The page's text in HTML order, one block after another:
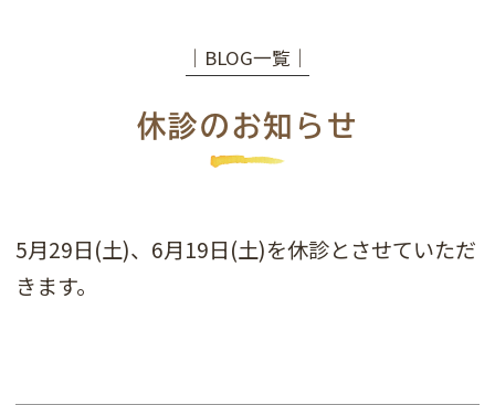
│BLOG一覧│
休診のお知らせ
5月29日(土)、6月19日(土)を休診とさせていただ
きます。